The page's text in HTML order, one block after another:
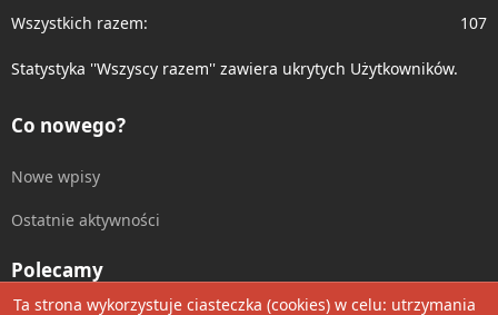
Wszystkich razem 107
Statystyka ''Wszyscy razem'' zawiera ukrytych Użytkowników.
Co nowego?
Nowe wpisy
Ostatnie aktywności
Polecamy
Ta strona wykorzystuje ciasteczka (cookies) w celu: utrzymania